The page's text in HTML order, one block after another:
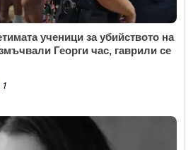
ученици за убийството на
Георги час, гаврили се
1